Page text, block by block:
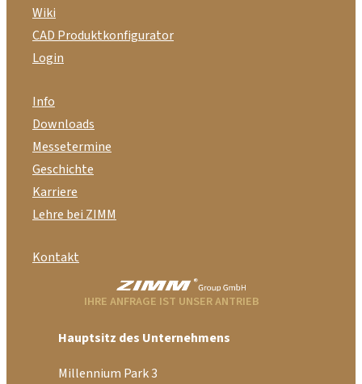
Wiki
CAD Produktkonfigurator
Login
Info
Downloads
Messetermine
Geschichte
Karriere
Lehre bei ZIMM
Kontakt
IHRE ANFRAGE IST UNSER ANTRIEB
Hauptsitz des Unternehmens
Millennium Park 3